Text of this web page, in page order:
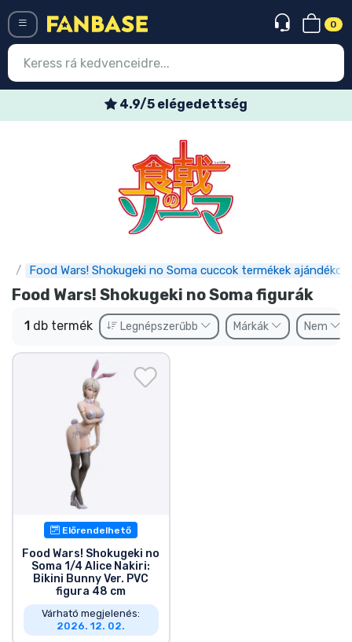
0
4.9/5 elégedettség
Food Wars! Shokugeki no Soma cuccok termékek ajándékok
Food Wars! Shokugeki no Soma figurák
1 db termék Legnépszerűbb Márkák Nem
Előrendelhető
Food Wars! Shokugeki no
Soma 1/4 Alice Nakiri:
Bikini Bunny Ver. PVC
figura 48 cm
Várható megjelenés:
2026. 12. 02.
Legújabb cuccok
Akciós ajánlatok
Előrendelhető cuccok
Outlet cuccok
Ajándékkártya
Szállítás és fizetés
Sorozatos cuccok
Filmes cuccok
Mesés cuccok
Animés cuccok
Gamer cuccok